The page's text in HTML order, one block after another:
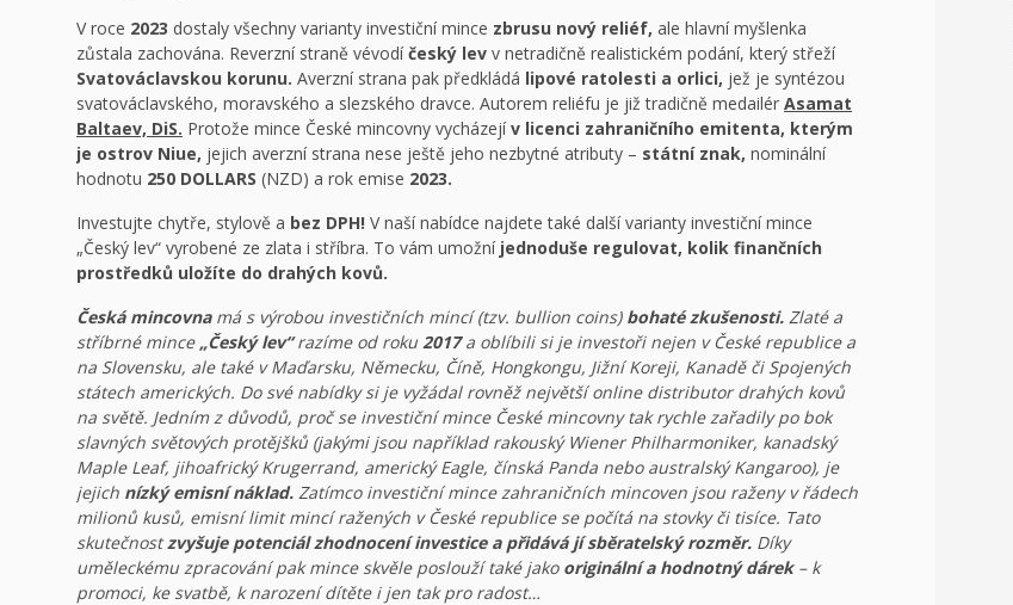
V roce 2023 dostaly všechny varianty investiční mince zbrusu nový reliéf, ale hlavní myšlenka
zůstala zachována. Reverzní straně vévodíčeský lev v netradičně realistickém podání, který střeží
Svatováclavskou korunu. Averzní strana pak předkládá lipové ratolesti a orlici, jež je syntézou
svatováclavského, moravského a slezského dravce. Autorem reliéfu je již tradičně medailér Asamat
Baltaev, DiS. Protože mince České mincovny vycházejív licenci zahraničního emitenta, kterým
je ostrov Niue, jejich averzní strana nese ještě jeho nezbytné atributy – státní znak, nominální
hodnotu 250 DOLLARS (NZD) a rok emise 2023.
Investujte chytře, stylově a bez DPH! V naší nabídce najdete také další varianty investiční mince
„Český lev“ vyrobené ze zlata i stříbra. To vám umožní jednoduše regulovat, kolik finančních
prostředků uložíte do drahých kovů.
Česká mincovnamá s výrobou investičních mincí (tzv. bullion coins) bohaté zkušenosti. Zlaté a
stříbrné mince „Český lev“razíme od roku 2017a oblíbili si je investoři nejen v České republice a
na Slovensku, ale také v Maďarsku, Německu, Číně, Hongkongu, Jižní Koreji, Kanadě či Spojených
státech amerických. Do své nabídky si je vyžádal rovněž největší online distributor drahých kovů
na světě. Jedním z důvodů, proč se investiční mince České mincovny tak rychle zařadily po bok
slavných světových protějšků (jakými jsou například rakouský Wiener Philharmoniker, kanadský
Maple Leaf, jihoafrický Krugerrand, americký Eagle, čínská Panda nebo australský Kangaroo), je
jejich nízký emisní náklad. Zatímco investiční mince zahraničních mincoven jsou raženy v řádech
milionů kusů, emisní limit mincí ražených v České republice se počítá na stovky či tisíce. Tato
skutečnostzvyšuje potenciál zhodnocení investice a přidává jí sběratelský rozměr. Díky
uměleckému zpracování pak mince skvěle poslouží také jako originální a hodnotný dárek– k
promoci, ke svatbě, k narození dítěte i jen tak pro radost…